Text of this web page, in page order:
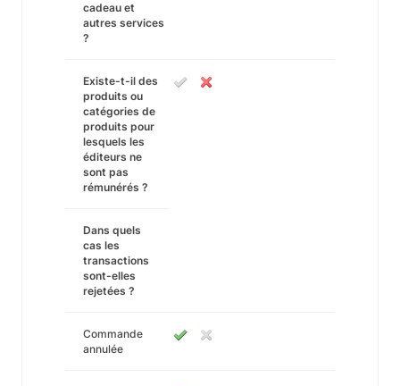
cadeau et
autres services
?
Existe-t-il des
produits ou
catégories de
produits pour
lesquels les
éditeurs ne
sont pas
rémunérés ?
Dans quels
cas les
transactions
sont-elles
rejetées ?
Commande
annulée